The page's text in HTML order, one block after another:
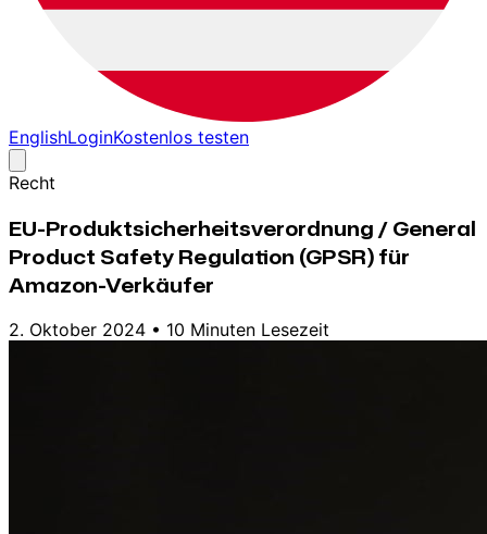
EnglishLoginKostenlos testen
Recht
EU-Produktsicherheitsverordnung / General
Product Safety Regulation (GPSR) für
Amazon-Verkäufer
2. Oktober 2024 • 10 Minuten Lesezeit